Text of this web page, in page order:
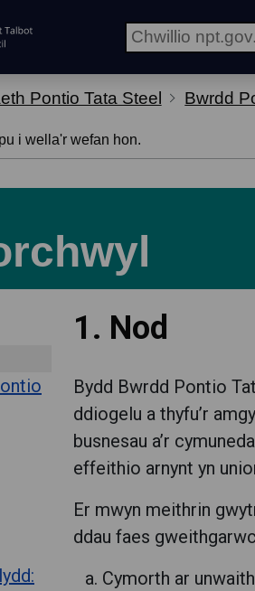
Pontio Tata Steel Bwrdd
i wella'r wefan hon.
1. Nod
Bydd Bwrdd Pontio
ddiogelu a thyfu’r
busnesau a’r
effeithio arnynt yn
Er mwyn meithrin
ddau faes
Cymorth ar